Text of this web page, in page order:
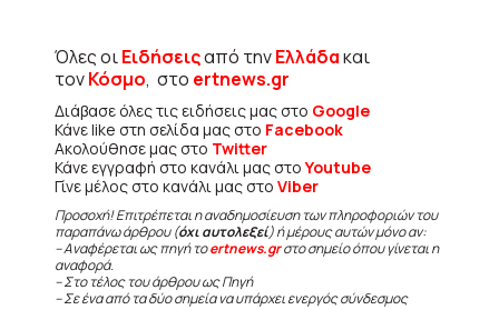
Όλες οιΕιδήσειςαπό τηνΕλλάδακαι
τονΚόσμο, στο ertnews.gr
Διάβασε όλες τις ειδήσεις μας στο Google
Κάνε like στη σελίδα μας στο Facebook
Ακολούθησε μας στο Twitter
Κάνε εγγραφή στο κανάλι μας στοYoutube
Γίνε μέλος στο κανάλι μας στο Viber
Προσοχή! Επιτρέπεται η αναδημοσίευση των πληροφοριών του
παραπάνω άρθρου (όχι αυτολεξεί) ή μέρους αυτών μόνο αν:
– Αναφέρεται ως πηγή τοertnews.grστο σημείο όπου γίνεται η
αναφορά.
– Στο τέλος του άρθρου ως Πηγή
– Σε ένα από τα δύο σημεία να υπάρχει ενεργός σύνδεσμος